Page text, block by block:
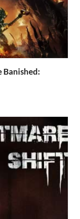
Banished: